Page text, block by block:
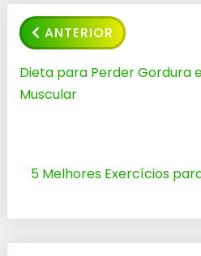
ANTERIOR
Dieta para Perder Gordura
Muscular
5 Melhores Exercícios